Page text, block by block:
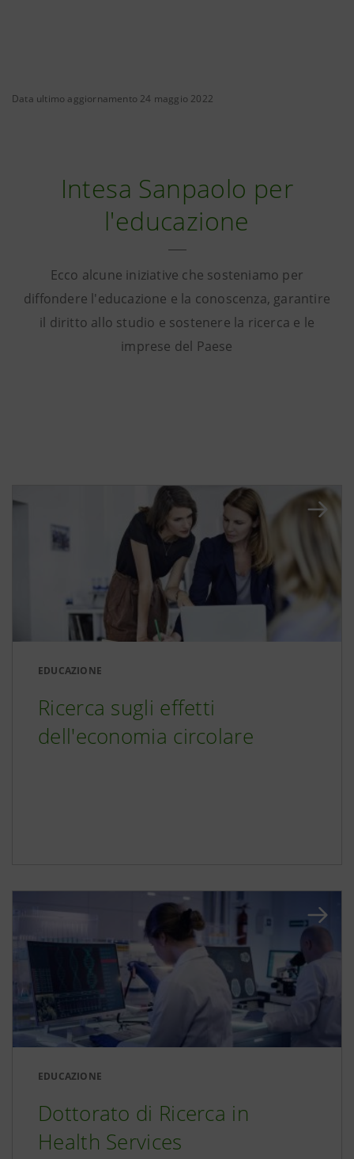
Data ultimo aggiornamento 24 maggio 2022
Intesa Sanpaolo per
l'educazione
Ecco alcune iniziative che sosteniamo per
diffondere l'educazione e la conoscenza, garantire
il diritto allo studio e sostenere la ricerca e le
imprese del Paese
EDUCAZIONE
Ricerca sugli effetti
dell'economia circolare
EDUCAZIONE
Dottorato di Ricerca in
Health Services